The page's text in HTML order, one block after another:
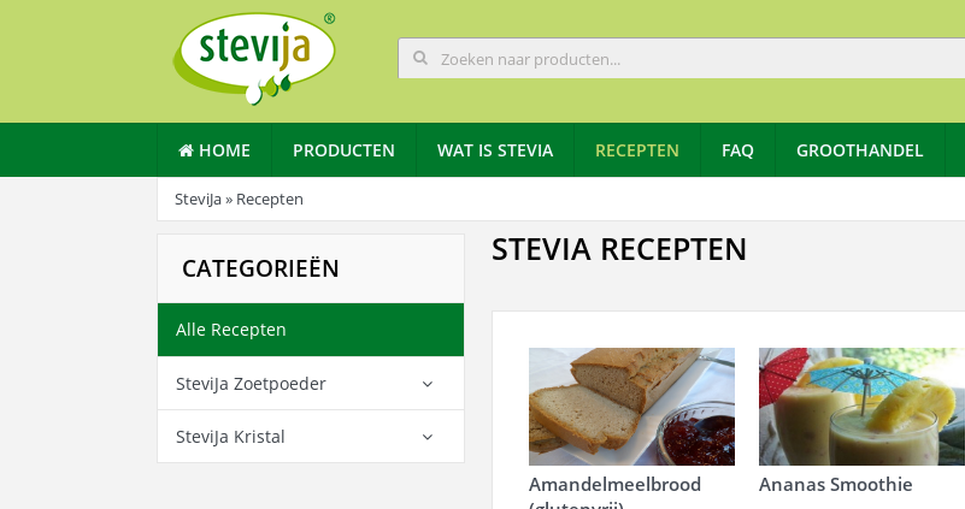
HOME PRODUCTEN WAT IS STEVIA RECEPTEN FAQ GROOTHANDEL
SteviJa» Recepten
STEVIA RECEPTEN
Amandelmeelbrood
Ananas Smoothie
CATEGORIEËN
Alle Recepten
SteviJa Zoetpoeder
SteviJa Kristal